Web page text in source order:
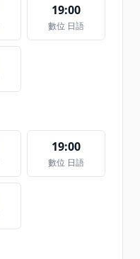
19:00
數位 日語
19:00
數位 日語